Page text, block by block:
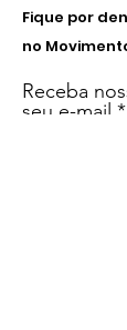
Fique por
no
Receba
seu e-mail